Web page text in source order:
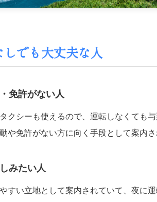
でも大丈夫な人
免許がない人
クシーも使えるので、運転しなくても
や免許がない方に向く手段として案内さ
みたい人
すい立地として案内されていて、夜に